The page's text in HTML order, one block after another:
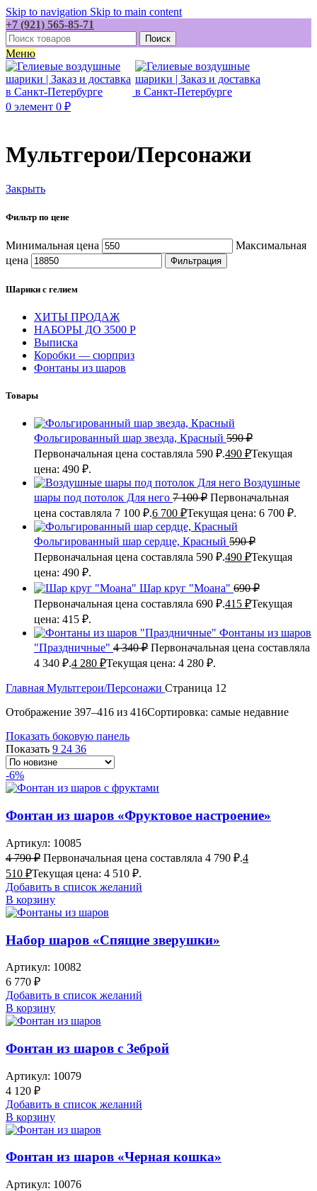
Skip to navigation Skip to main content
+7 (921) 565-85-71
Поиск
Меню
0 элемент 0 ₽
Мультгерои/Персонажи
Закрыть
Фильтр по цене
Минимальная цена
Максимальная
цена
Фильтрация
Шарики с гелием
ХИТЫ ПРОДАЖ
НАБОРЫ ДО 3500 Р
Выписка
Коробки — сюрприз
Фонтаны из шаров
Товары
Фольгированный шар звезда, Красный 590₽
Первоначальная цена составляла 590 ₽.490 ₽Текущая
цена: 490 ₽.
Воздушные
шары под потолок Для него 7 100₽ Первоначальная
цена составляла 7 100 ₽.6 700 ₽Текущая цена: 6 700 ₽.
Фольгированный шар сердце, Красный 590₽
Первоначальная цена составляла 590 ₽.490 ₽Текущая
цена: 490 ₽.
Шар круг "Моана" 690₽
Первоначальная цена составляла 690 ₽.415 ₽Текущая
цена: 415 ₽.
Фонтаны из шаров
"Праздничные" 4 340₽ Первоначальная цена составляла
4 340 ₽.4 280 ₽Текущая цена: 4 280 ₽.
Главная Мультгерои/Персонажи Страница 12
Отображение 397–416 из 416Сортировка: самые недавние
Показать боковую панель
Показать 9 24 36
-6%
Фонтан из шаров «Фруктовое настроение»
Артикул: 10085
4 790₽ Первоначальная цена составляла 4 790 ₽.4
510 ₽Текущая цена: 4 510 ₽.
Добавить в список желаний
В корзину
Набор шаров «Спящие зверушки»
Артикул: 10082
6 770 ₽
Добавить в список желаний
В корзину
Фонтан из шаров с Зеброй
Артикул: 10079
4 120 ₽
Добавить в список желаний
В корзину
Фонтан из шаров «Черная кошка»
Артикул: 10076